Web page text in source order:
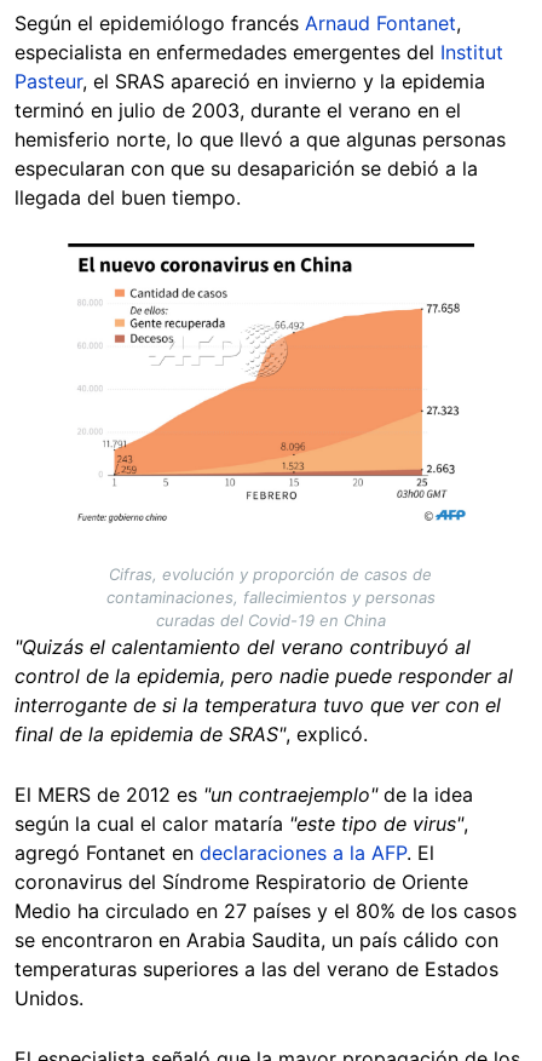
Según el epidemiólogo francés Arnaud Fontanet,
especialista en enfermedades emergentes del Institut
Pasteur, el SRAS apareció en invierno y la epidemia
terminó en julio de 2003, durante el verano en el
hemisferio norte, lo que llevó a que algunas personas
especularan con que su desaparición se debió a la
llegada del buen tiempo.
Image
Cifras, evolución y proporción de casos de
contaminaciones, fallecimientos y personas
curadas del Covid-19 en China
"Quizás el calentamiento del verano contribuyó al
control de la epidemia, pero nadie puede responder al
interrogante de si la temperatura tuvo que ver con el
final de la epidemia de SRAS", explicó.
El MERS de 2012 es "un contraejemplo"de la idea
según la cual el calor mataría "este tipo de virus",
agregó Fontanet en declaraciones a la AFP. El
coronavirus del Síndrome Respiratorio de Oriente
Medio ha circulado en 27 países y el 80% de los casos
se encontraron en Arabia Saudita, un país cálido con
temperaturas superiores a las del verano de Estados
Unidos.